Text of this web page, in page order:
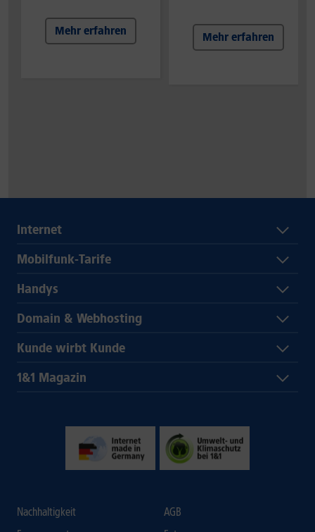
Mehr erfahren Mehr erfahren
Internet
Mobilfunk-Tarife
Handys
Domain & Webhosting
Kunde wirbt Kunde
1&1 Magazin
Nachhaltigkeit
AGB